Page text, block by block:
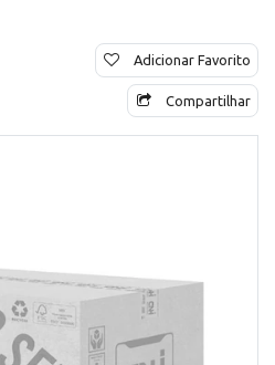
Adicionar Favorito
Compartilhar